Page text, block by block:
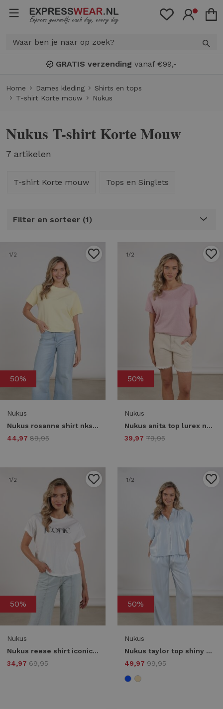
Bonuspunten: spaar voor
Home Dames kleding
Shirts en tops
T-shirt Korte mouw
Nukus
Nukus T-shirt Korte Mouw
7 artikelen
T-shirt Korte mouw Tops en Singlets
Filter en sorteer 1
1/2
50%
Nukus
Nukus rosanne shirt nks04022 T-shirt Korte mouw 78 sun
44,97 89,95
1/2
50%
Nukus
Nukus anita top lurex nks01085 T-shirt Korte mouw 30 blush
39,97 79,95
1/2
50%
Nukus
Nukus reese shirt iconic nks04025 T-shirt Korte mouw 219 offwhite/navy
34,97 69,95
1/2
50%
Nukus
Nukus taylor top shiny nks01131 T-shirt Korte mouw 312 cloudy
49,97 99,95